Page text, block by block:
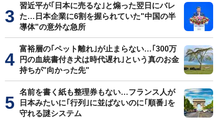
習近平が｢日本に売るな｣と煽った翌日にバレ
た…日本企業に6割を握られていた"中国の半
導体"の意外な急所
富裕層の｢ペット離れ｣が止まらない…｢300万
円の血統書付き犬は時代遅れ｣という真のお金
持ちが"向かった先"
名前を書く紙も整理券もない…フランス人が
日本みたいに｢行列｣に並ばないのに｢順番｣を
守れる謎システム